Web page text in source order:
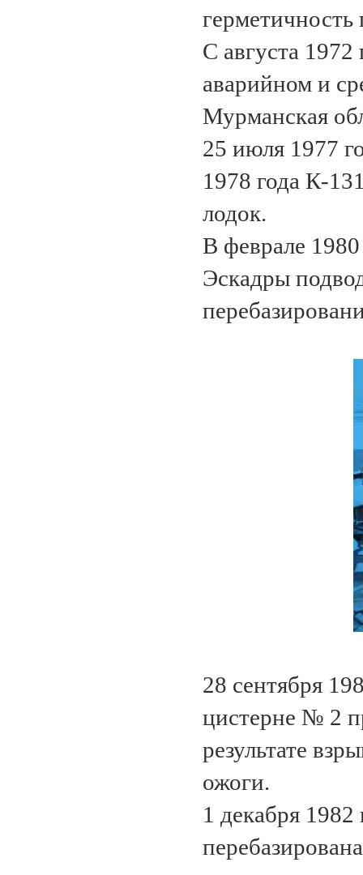
С августа 1972
аварийном и
Мурманская
25 июля 1977
1978 года К-
лодок.
В феврале 1980
Эскадры
28 сентября
цистерне № 2
результате
ожоги.
1 декабря